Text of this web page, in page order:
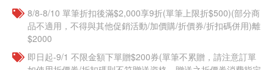
8/8-8/10 單筆折扣後滿$2,000享9折(單筆上限折$500)(部分商
品不適用，不得與其他促銷活動/加價購/折價券/折扣碼併用)離
$2000
即日起-9/1 不限金額下單贈$200券(單筆不累贈，請注意訂單